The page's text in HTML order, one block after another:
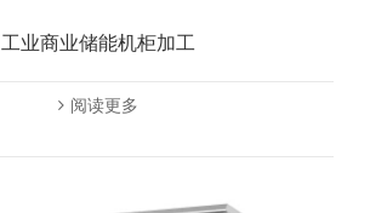
工业商业储能机柜加工
阅读更多